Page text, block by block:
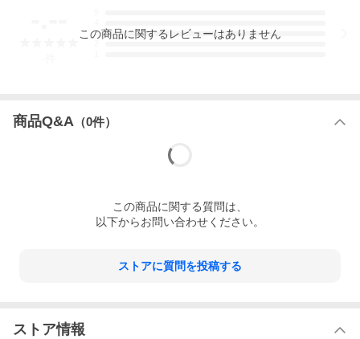
3
この商品に関するレビューはありません
商品Q&A （0件）
この商品に関する質問は、
以下からお問い合わせください。
ストアに質問を投稿する
ストア情報